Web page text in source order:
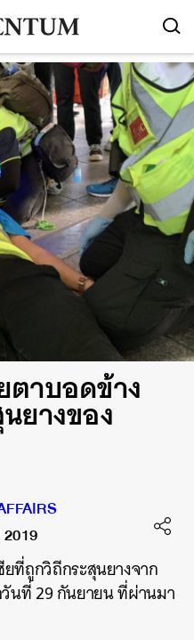
ตาบอดข้าง
ยางของ
2019
ที่ถูกวิถีกระสุนยางจาก
วันที่ 29 กันยายน ที่ผ่านมา